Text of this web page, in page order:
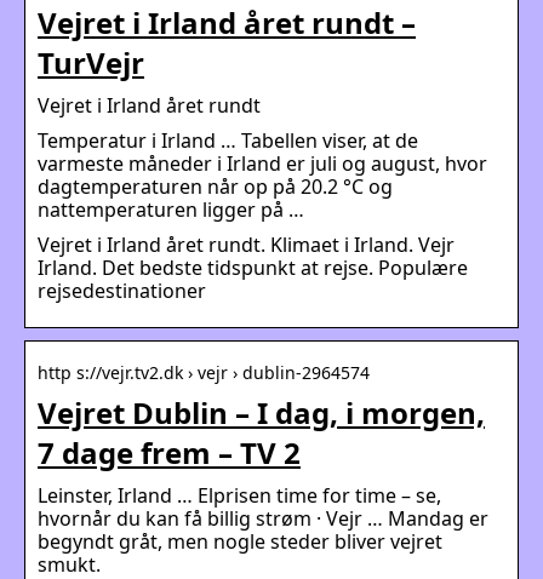
Vejret i Irland året rundt –
TurVejr
Vejret i Irland året rundt
Temperatur i Irland … Tabellen viser, at de
varmeste måneder i Irland er juli og august, hvor
dagtemperaturen når op på 20.2 °C og
nattemperaturen ligger på …
Vejret i Irland året rundt. Klimaet i Irland. Vejr
Irland. Det bedste tidspunkt at rejse. Populære
rejsedestinationer
http s://vejr.tv2.dk › vejr › dublin-2964574
Vejret Dublin – I dag, i morgen,
7 dage frem – TV 2
Leinster, Irland … Elprisen time for time – se,
hvornår du kan få billig strøm · Vejr … Mandag er
begyndt gråt, men nogle steder bliver vejret
smukt.